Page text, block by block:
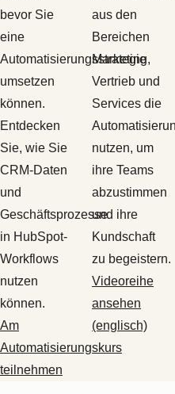
bevor Sie
eine
Automatisierungsstrategie
umsetzen
können.
Entdecken
Sie, wie Sie
CRM-Daten
und
Geschäftsprozesse
in HubSpot-
Workflows
nutzen
können.
Am
Automatisierungskurs
teilnehmen
aus den
Bereichen
Marketing,
Vertrieb und
Services die
nutzen, um
ihre Teams
abzustimmen
und ihre
Kundschaft
zu begeistern.
Videoreihe
ansehen
(englisch)